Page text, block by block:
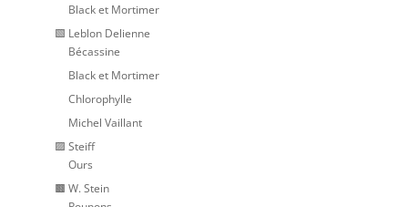
Black et Mortimer
🟩 Leblon Delienne
Bécassine
Black et Mortimer
Chlorophylle
Michel Vaillant
🟪 Steiff
Ours
🟫 W. Stein